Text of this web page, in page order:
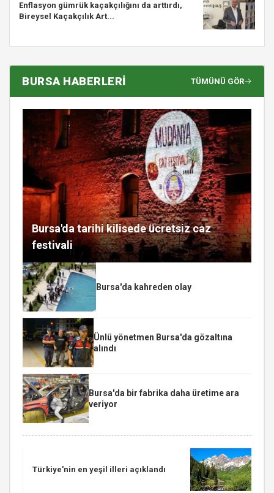
Enflasyon gümrük kaçakçılığını da arttırdı,
Bireysel Kaçakçılık Art...
BURSA HABERLERİ TÜMÜNÜ GÖR
Bursa'da tarihi kilisede ücretsiz caz
festivali
Bursa'da kahreden olay
Ünlü yönetmen Bursa'da gözaltına
alındı
Bursa'da bir fabrika daha üretime ara
veriyor
Türkiye'nin en yeşil illeri açıklandı